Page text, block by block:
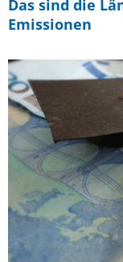
Das sind die
Emissionen